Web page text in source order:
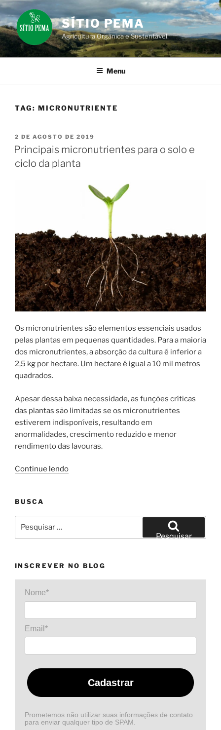
Pular
para
o
conteúdo
SÍTIO PEMA
Agricultura Orgânica e Sustentável
Menu
TAG: MICRONUTRIENTE
PUBLICADO
EM
2 DE AGOSTO DE 2019
Principais micronutrientes para o solo e
ciclo da planta
Os micronutrientes são elementos essenciais usados
pelas plantas em pequenas quantidades. Para a maioria
dos micronutrientes, a absorção da cultura é inferior a
2,5 kg por hectare. Um hectare é igual a 10 mil metros
quadrados.
Apesar dessa baixa necessidade, as funções críticas
das plantas são limitadas se os micronutrientes
estiverem indisponíveis, resultando em
anormalidades, crescimento reduzido e menor
rendimento das lavouras.
Continue lendo“Principais
solo
ciclo
planta”
BUSCA
por:
Pesquisar
INSCREVER NO BLOG
Nome*
Email*
Cadastrar
Prometemos não utilizar suas informações de contato
para enviar qualquer tipo de SPAM.